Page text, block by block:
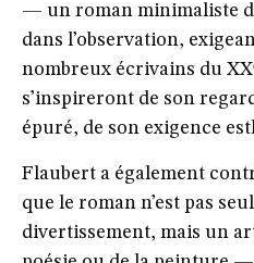
— un roman minimaliste
dans l’observation,
nombreux écrivains du
s’inspireront de son
épuré, de son exigence
Flaubert a également
que le roman n’est pas
divertissement, mais un